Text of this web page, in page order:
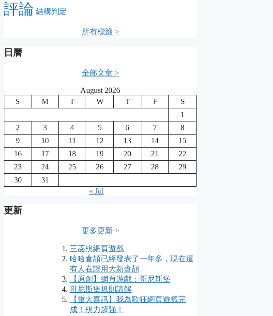
評論 結構判定
所有標籤 >
日曆
全部文章 >
August 2026
S
M T W T F
S
1
2
3 4 5 6 7
8
9
10 11 12 13 14
15
16
17 18 19 20 21
22
23
24 25 26 27 28
29
30
31
« Jul
更新
更多更新 >
三菱棋網頁遊戲
哈哈倉頡已經發表了一年多，現在還
有人在誤用大新倉頡
【原創】網頁遊戲：哥尼斯堡
哥尼斯堡規則講解
【重大喜訊】我為歌狂網頁遊戲完
成！棋力超強！